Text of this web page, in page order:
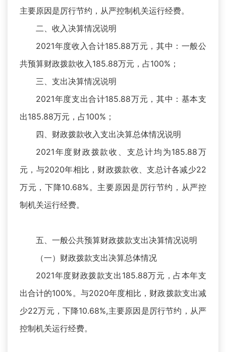
主要原因是厉行节约，从严控制机关运行经费。
二、收入决算情况说明
2021年度收入合计185.88万元，其中：一般公
共预算财政拨款收入185.88万元，占100%；
三、支出决算情况说明
2021年度支出合计185.88万元，其中：基本支
出185.88万元，占100%；
四、财政拨款收入支出决算总体情况说明
2021年度财政拨款收、支总计均为185.88万
元，与2020年相比，财政拨款收、支总计各减少22
万元，下降10.68%。主要原因是厉行节约，从严控
制机关运行经费。
五、一般公共预算财政拨款支出决算情况说明
（一）财政拨款支出决算总体情况
2021年度财政拨款支出185.88万元，占本年支
出合计的100%。与2020年度相比，财政拨款支出减
少22万元，下降10.68%,主要原因是厉行节约，从严
控制机关运行经费。